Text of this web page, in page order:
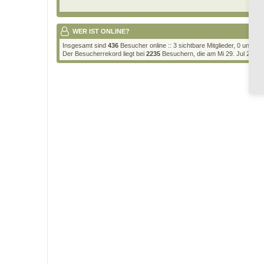
WER IST ONLINE?
Insgesamt sind 436 Besucher online :: 3 sichtbare Mitglieder, 0
Der Besucherrekord liegt bei 2235 Besuchern, die am Mi 29. Jul 2026,